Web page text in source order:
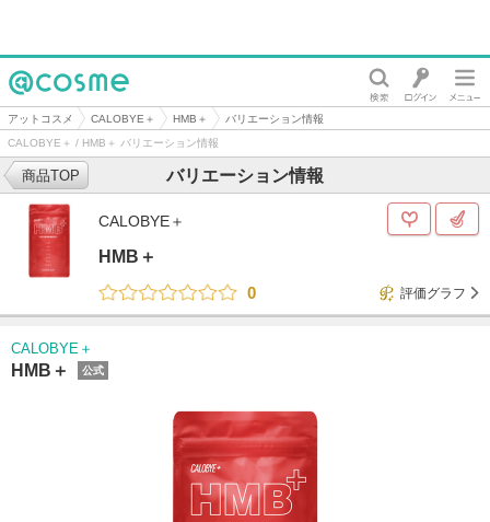
@cosme
アットコスメ CALOBYE＋ HMB＋
バリエーション情報
CALOBYE＋ / HMB＋ バリエーション情報
バリエーション情報
商品TOP
CALOBYE＋
HMB＋
0
評価グラフ
CALOBYE＋
HMB＋ 公式